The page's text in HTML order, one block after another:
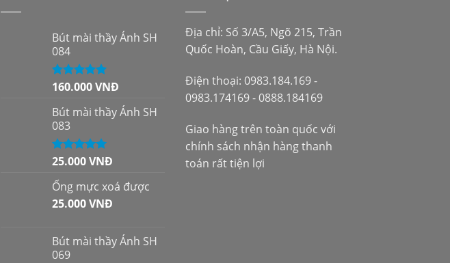
Bút mài thầy Ánh SH
084
Được xếp
sao
160.000VNĐ
Bút mài thầy Ánh SH
083
Được xếp
sao
25.000VNĐ
Ống mực xoá được
25.000VNĐ
Bút mài thầy Ánh SH
069
Địa chỉ: Số 3/A5, Ngõ 215, Trần
Quốc Hoàn, Cầu Giấy, Hà Nội.
Điện thoại: 0983.184.169 -
0983.174169 - 0888.184169
Giao hàng trên toàn quốc với
chính sách nhận hàng thanh
toán rất tiện lợi